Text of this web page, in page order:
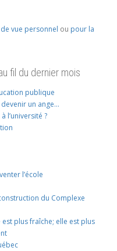
vue personnel ou pour la
fil du dernier mois
publique
un ange…
l’université ?
l’école
du Complexe
est plus fraîche; elle est plus